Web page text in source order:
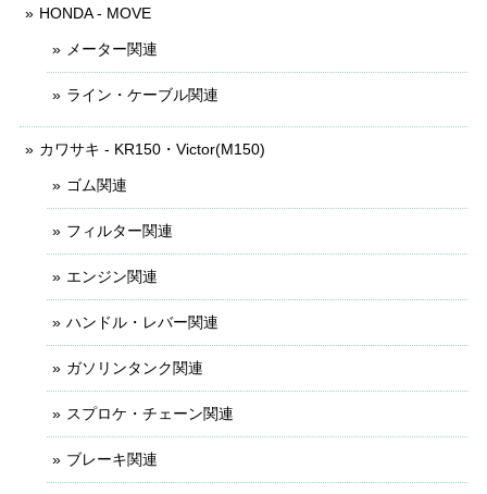
HONDA - MOVE
メーター関連
ライン・ケーブル関連
カワサキ - KR150・Victor(M150)
ゴム関連
フィルター関連
エンジン関連
ハンドル・レバー関連
ガソリンタンク関連
スプロケ・チェーン関連
ブレーキ関連